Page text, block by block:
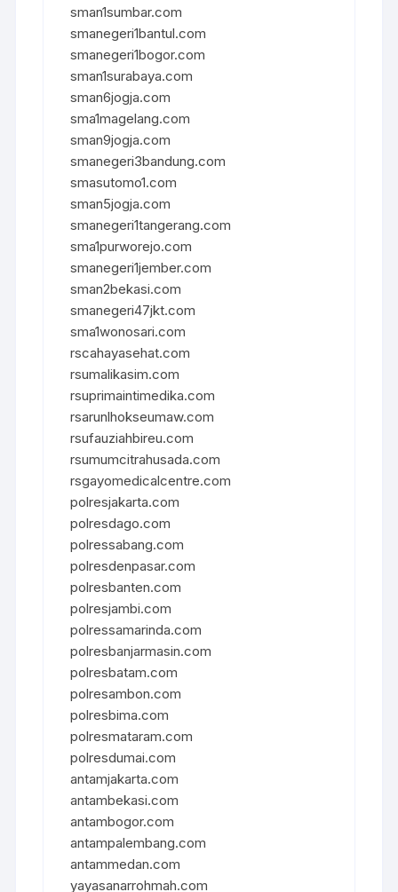
sman1sumbar.com
smanegeri1bantul.com
smanegeri1bogor.com
sman1surabaya.com
sman6jogja.com
sma1magelang.com
sman9jogja.com
smanegeri3bandung.com
smasutomo1.com
sman5jogja.com
smanegeri1tangerang.com
sma1purworejo.com
smanegeri1jember.com
sman2bekasi.com
smanegeri47jkt.com
sma1wonosari.com
rscahayasehat.com
rsumalikasim.com
rsuprimaintimedika.com
rsarunlhokseumaw.com
rsufauziahbireu.com
rsumumcitrahusada.com
rsgayomedicalcentre.com
polresjakarta.com
polresdago.com
polressabang.com
polresdenpasar.com
polresbanten.com
polresjambi.com
polressamarinda.com
polresbanjarmasin.com
polresbatam.com
polresambon.com
polresbima.com
polresmataram.com
polresdumai.com
antamjakarta.com
antambekasi.com
antambogor.com
antampalembang.com
antammedan.com
yayasanarrohmah.com